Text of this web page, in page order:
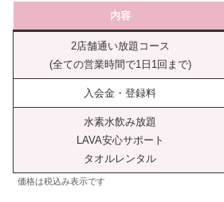
内容
2店舗通い放題コース
(全ての営業時間で1日1回まで)
入会金・登録料
水素水飲み放題
LAVA安心サポート
タオルレンタル
価格は税込み表示です